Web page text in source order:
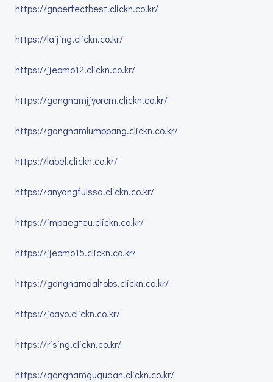
https://gnperfectbest.clickn.co.kr/
https://laijing.clickn.co.kr/
https://jjeomo12.clickn.co.kr/
https://gangnamjjyorom.clickn.co.kr/
https://gangnamlumppang.clickn.co.kr/
https://label.clickn.co.kr/
https://anyangfulssa.clickn.co.kr/
https://impaegteu.clickn.co.kr/
https://jjeomo15.clickn.co.kr/
https://gangnamdaltobs.clickn.co.kr/
https://joayo.clickn.co.kr/
https://rising.clickn.co.kr/
https://gangnamgugudan.clickn.co.kr/